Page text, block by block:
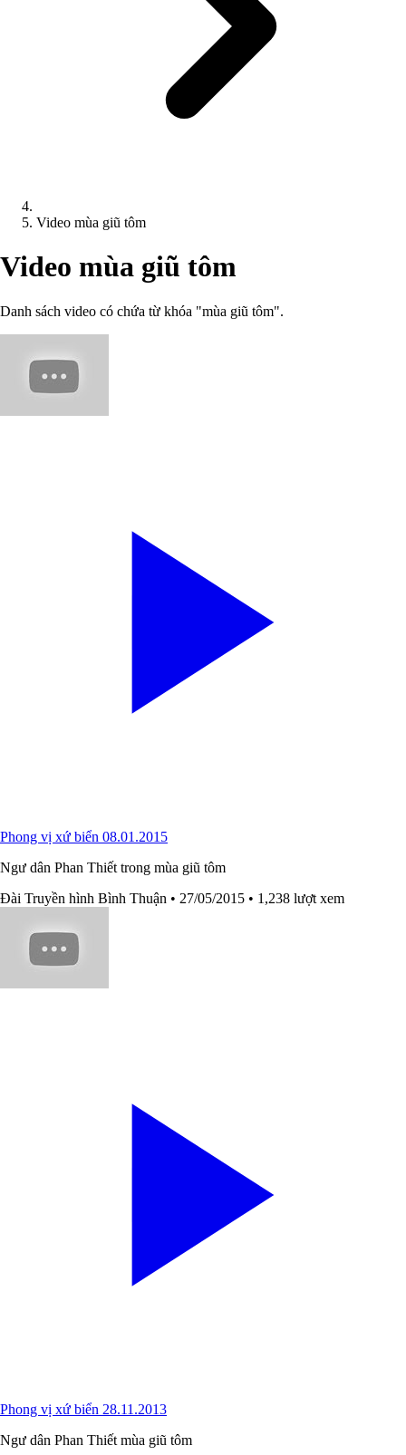
Video mùa giũ tôm
Video mùa giũ tôm
Danh sách video có chứa từ khóa "mùa giũ tôm".
Phong vị xứ biển 08.01.2015
Ngư dân Phan Thiết trong mùa giũ tôm
Đài Truyền hình Bình Thuận • 27/05/2015 • 1,238 lượt xem
Phong vị xứ biển 28.11.2013
Ngư dân Phan Thiết mùa giũ tôm